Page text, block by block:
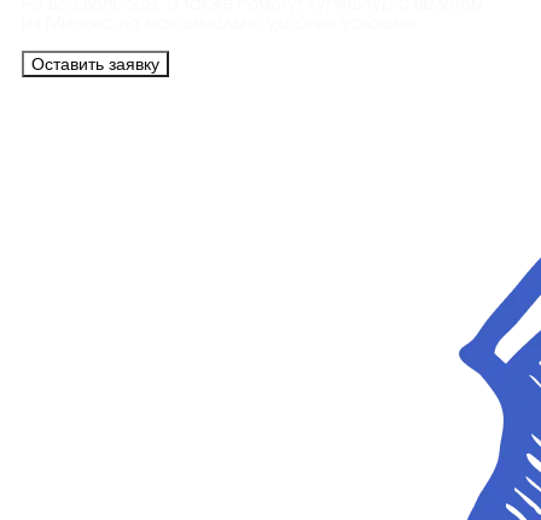
Оставить заявку